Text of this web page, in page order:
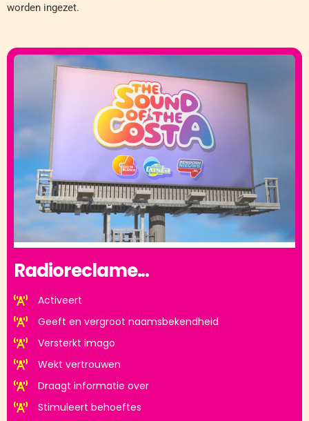
worden ingezet.
Radioreclame...
Activeert
Geeft en vergroot naamsbekendheid
Versterkt imago
Wekt vertrouwen
Draagt informatie over
Stimuleert behoeftes